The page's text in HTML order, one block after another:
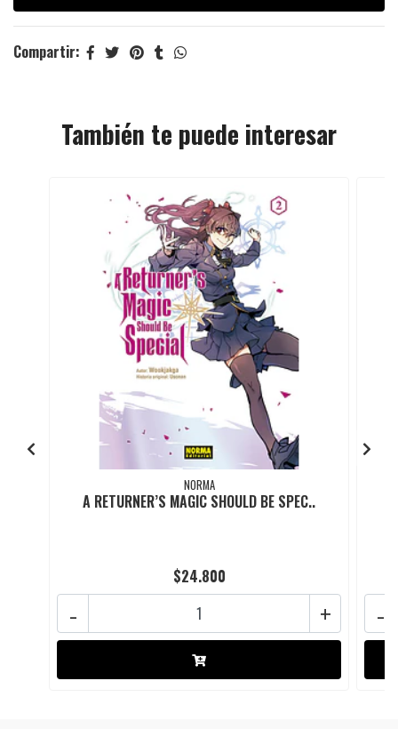
Compartir:
También te puede interesar
NORMA
A RETURNER’S MAGIC SHOULD BE SPEC..
$24.800
+
- -